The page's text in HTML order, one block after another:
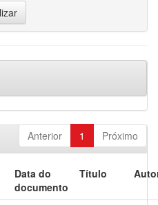
Anterior 1 Próximo
Data do
documento
Título